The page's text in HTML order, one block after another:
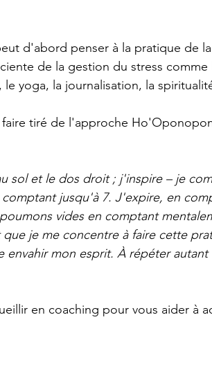
d'abord penser à la pratique de la
de la gestion du stress comme
yoga, la journalisation, la
tiré de l'approche
sol et le dos droit ; j'inspire – je
jusqu'à 7. J'expire, en
vides en comptant
je me concentre à faire cette
envahir mon esprit. À répéter
en coaching pour vous aider à